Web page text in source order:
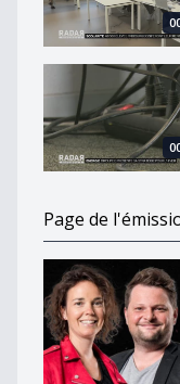
Groupe E
Page de